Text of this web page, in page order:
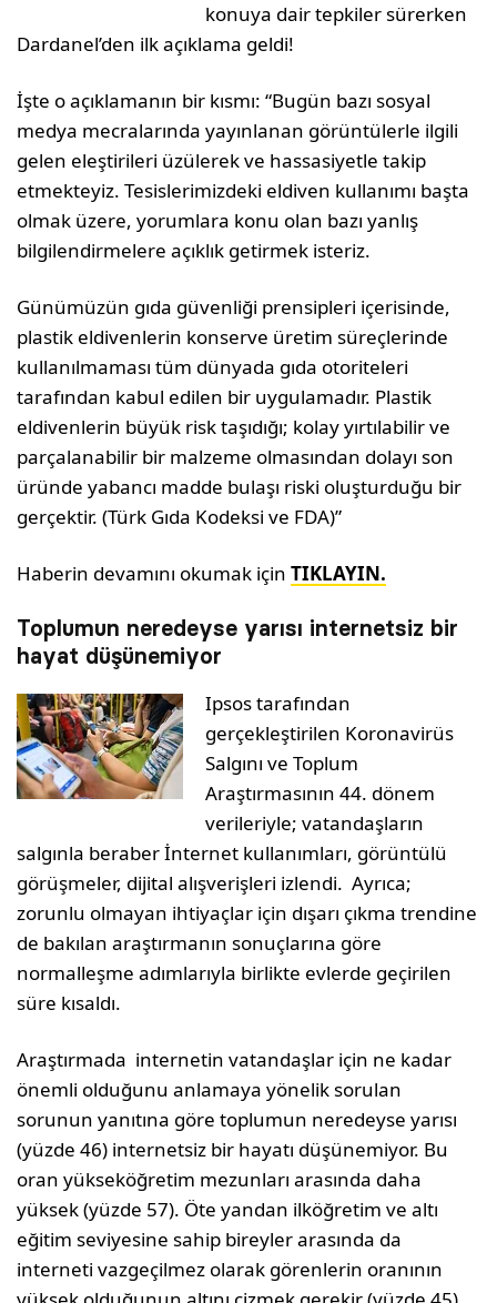
konuya dair tepkiler sürerken
Dardanel’den ilk açıklama geldi!
İşte o açıklamanın bir kısmı: “Bugün bazı sosyal
medya mecralarında yayınlanan görüntülerle ilgili
gelen eleştirileri üzülerek ve hassasiyetle takip
etmekteyiz. Tesislerimizdeki eldiven kullanımı başta
olmak üzere, yorumlara konu olan bazı yanlış
bilgilendirmelere açıklık getirmek isteriz.
Günümüzün gıda güvenliği prensipleri içerisinde,
plastik eldivenlerin konserve üretim süreçlerinde
kullanılmaması tüm dünyada gıda otoriteleri
tarafından kabul edilen bir uygulamadır. Plastik
eldivenlerin büyük risk taşıdığı; kolay yırtılabilir ve
parçalanabilir bir malzeme olmasından dolayı son
üründe yabancı madde bulaşı riski oluşturduğu bir
gerçektir. (Türk Gıda Kodeksi ve FDA)”
Haberin devamını okumak içinTIKLAYIN.
Toplumun neredeyse yarısı internetsiz bir
hayat düşünemiyor
Ipsos tarafından
gerçekleştirilen Koronavirüs
Salgını ve Toplum
Araştırmasının 44. dönem
verileriyle; vatandaşların
salgınla beraber İnternet kullanımları, görüntülü
görüşmeler, dijital alışverişleri izlendi. Ayrıca;
zorunlu olmayan ihtiyaçlar için dışarı çıkma trendine
de bakılan araştırmanın sonuçlarına göre
normalleşme adımlarıyla birlikte evlerde geçirilen
süre kısaldı.
Araştırmada internetin vatandaşlar için ne kadar
önemli olduğunu anlamaya yönelik sorulan
sorunun yanıtına göre toplumun neredeyse yarısı
(yüzde 46) internetsiz bir hayatı düşünemiyor. Bu
oran yükseköğretim mezunları arasında daha
yüksek (yüzde 57). Öte yandan ilköğretim ve altı
eğitim seviyesine sahip bireyler arasında da
interneti vazgeçilmez olarak görenlerin oranının